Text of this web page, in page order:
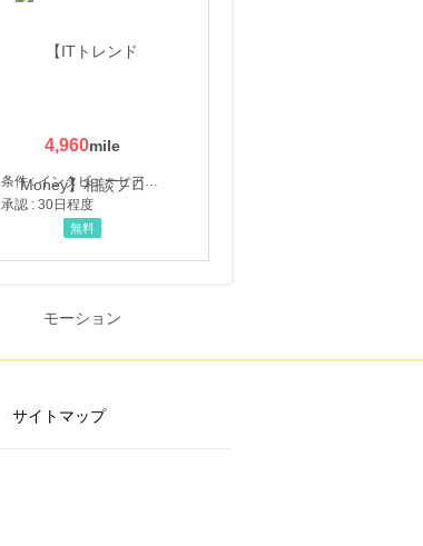
4,960
条件 : インタビューヒアリング完了
承認 : 30日程度
無料
サイトマップ